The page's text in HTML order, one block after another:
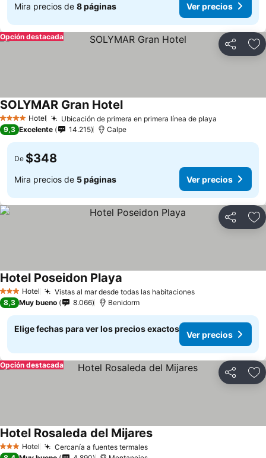
Mira precios de 8 páginas Ver precios
Compartir
Opción destacada
4 EstrellasHotel Ubicación de primera en primera línea de playa
SOLYMAR Gran Hotel
9,3 Excelente 14.215 Calpe
De $348
Mira precios de 5 páginas Ver precios
Compartir
3 Estrellas
Hotel Vistas al mar desde todas las habitaciones
Hotel Poseidon Playa
8,3 Muy bueno 8.066 Benidorm
Elige fechas para ver los precios exactos
Ver precios
Compartir
Opción destacada
3 Estrellas
Hotel Cercanía a fuentes termales
Hotel Rosaleda del Mijares